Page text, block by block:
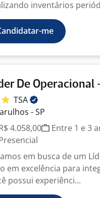
inventários
me
De
TSA
- SP
4.058,00
Entre 1 e 3
em busca de um
em excelência para
possui experiênci...